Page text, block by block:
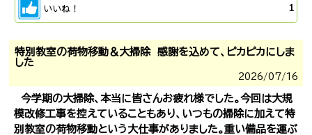
いいね！ 1
特別教室の荷物移動＆大掃除 感謝を込めて、ピカピカにしま
した
2026/07/16
今学期の大掃除、本当に皆さんお疲れ様でした。今回は大規
模改修工事を控えていることもあり、いつもの掃除に加えて特
別教室の荷物移動という大仕事がありました。重い備品を運ぶ